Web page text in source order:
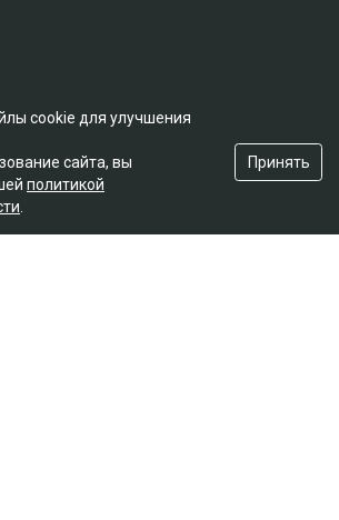
cookie для улучшения
сайта, вы
политикой
Принять